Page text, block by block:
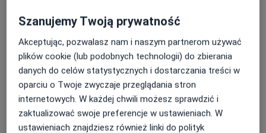
interpersonalne oraz intrapsychiczne, staże kliniczne
w ośrodkach terapeutycznych dla młodzieży oraz osób
dorosłych. Ukończyłem szkolenie z zakresu interwencji
kryzysowej.
Swoją pracę poddaję regularnej superwizji. Pracuję
zgodnie z kodeksem etyczno-zawodowym
psychoterapeuty.
więcejO mnie
Podejście terapeutyczne
Szanujemy Twoją prywatność
Akceptując, pozwalasz nam i naszym partnerom używać
plików cookie (lub podobnych technologii) do zbierania
danych do celów statystycznych i dostarczania treści w
oparciu o Twoje zwyczaje przeglądania stron
internetowych. W każdej chwili możesz sprawdzić i
zaktualizować swoje preferencje w ustawieniach. W
ustawieniach znajdziesz również linki do polityk